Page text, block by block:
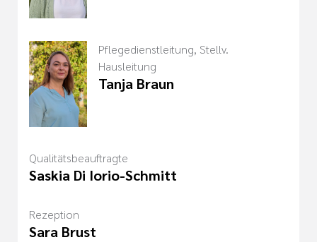
Pflegedienstleitung, Stellv.
Hausleitung
Tanja Braun
Qualitätsbeauftragte
Saskia Di Iorio-Schmitt
Rezeption
Sara Brust